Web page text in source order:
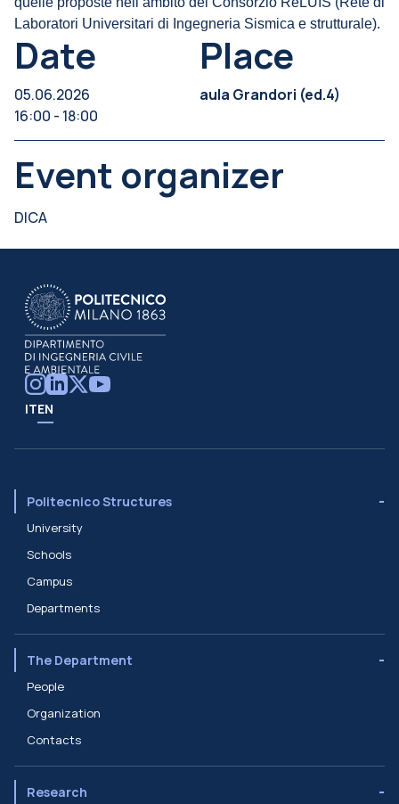
Laboratori Universitari di Ingegneria Sismica e strutturale).
Date Place
05.06.2026
16:00 - 18:00
aula Grandori (ed.4)
Event organizer
DICA
ITEN
Politecnico Structures
University
Schools
Campus
Departments
The Department
People
Organization
Contacts
Research